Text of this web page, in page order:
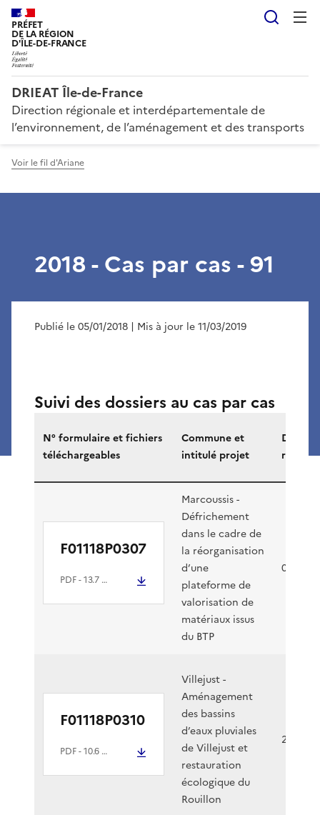
PRÉFET
DE LA RÉGION
D'ÎLE-DE-FRANCE
DRIEAT Île-de-France
Direction régionale et interdépartementale de
l’environnement, de l’aménagement et des transports
Voir le fil d'Ariane
2018 - Cas par cas - 91
Publié le 05/01/2018 | Mis à jour le 11/03/2019
Suivi des dossiers au cas par cas
tous
les
documents
sur
soumis
au
N° formulaire et fichiers
téléchargeables
Commune et
intitulé projet
Date
F01118P0307
PDF- 13.7 Mio
Marcoussis -
Défrichement
dans le cadre de
la réorganisation
d’une
plateforme de
valorisation de
matériaux issus
du BTP
06/02/
F01118P0310
PDF- 10.6 Mio
Villejust -
Aménagement
des bassins
d’eaux pluviales
de Villejust et
restauration
écologique du
Rouillon
24/01/